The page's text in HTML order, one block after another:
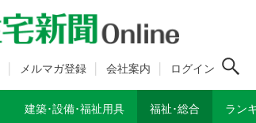
メルマガ登録 会社案内 ログイン
建築･設備･福祉用具 福祉･総合 ラン